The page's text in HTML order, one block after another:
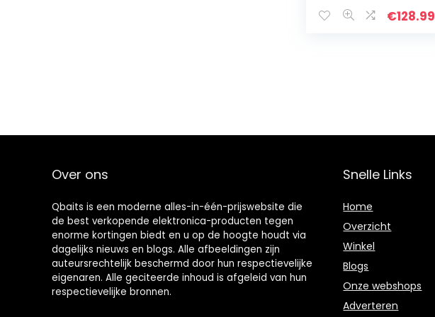
a transportster
€128.99
Over ons
Qbaits is een moderne alles-in-één-prijswebsite die
de best verkopende elektronica-producten tegen
enorme kortingen biedt en u op de hoogte houdt via
dagelijks nieuws en blogs. Alle afbeeldingen zijn
auteursrechtelijk beschermd door hun respectievelijke
eigenaren. Alle geciteerde inhoud is afgeleid van hun
respectievelijke bronnen.
Snelle Links
Home
Overzicht
Winkel
Blogs
Onze webshops
Adverteren